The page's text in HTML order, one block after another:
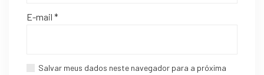
E-mail *
Salvar meus dados neste navegador para a próxima